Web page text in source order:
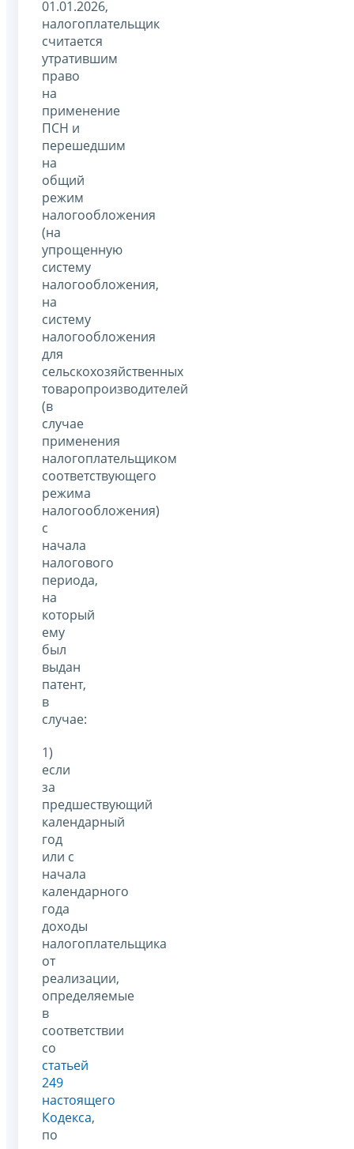
01.01.2026,
налогоплательщик
считается
утратившим
право
на
применение
ПСН и
перешедшим
на
общий
режим
налогообложения
(на
упрощенную
систему
налогообложения,
на
систему
налогообложения
для
сельскохозяйственных
товаропроизводителей
(в
случае
применения
налогоплательщиком
соответствующего
режима
налогообложения)
с
начала
налогового
периода,
на
который
ему
был
выдан
патент,
в
случае:
1)
если
за
предшествующий
календарный
год
или с
начала
календарного
года
доходы
налогоплательщика
от
реализации,
определяемые
в
соответствии
со
статьей
249
настоящего
Кодекса,
по